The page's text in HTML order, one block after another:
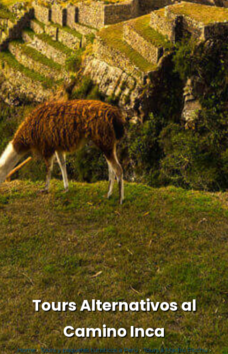
Tours Alternativos al
Camino Inca
Home›Tours y paquetes turísticos a Perú›Tours a Machu Picchu›